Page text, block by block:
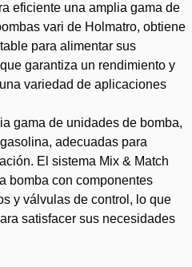
eficiente una amplia gama de
vari de Holmatro, obtiene
para alimentar sus
garantiza un rendimiento y
variedad de aplicaciones
gama de unidades de bomba,
adecuadas para
El sistema Mix & Match
bomba con componentes
y válvulas de control, lo que
satisfacer sus necesidades